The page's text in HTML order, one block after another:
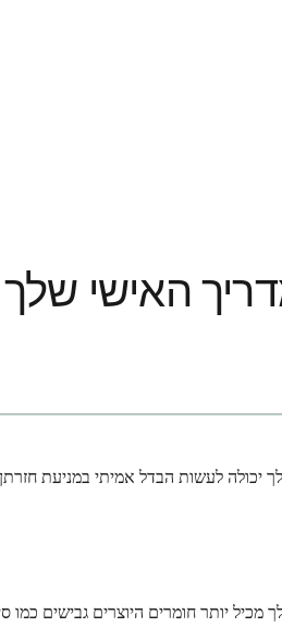
האישי שלך
לעשות הבדל אמיתי במניעת חזרתן.
יותר חומרים היוצרים גבישים